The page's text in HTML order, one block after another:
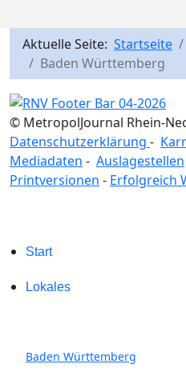
Aktuelle Seite: Startseite
Baden Württemberg
© MetropolJournal Rhein-
Datenschutzerklärung -
Mediadaten - Auslagestellen
Printversionen - Erfolgreich
Start
Lokales
Baden Württemberg